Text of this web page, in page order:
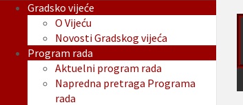
Gradsko vijeće
O Vijeću
Novosti Gradskog vijeća
Program rada
Aktuelni program rada
Napredna pretraga Programa
rada